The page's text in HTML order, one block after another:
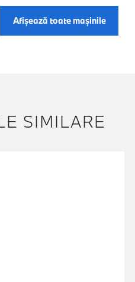
Afişează toate maşinile
SIMILARE